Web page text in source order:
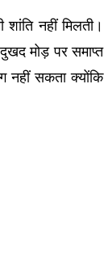
नहीं मिलती।
मोड़ पर समाप्त
नहीं सकता क्योंकि